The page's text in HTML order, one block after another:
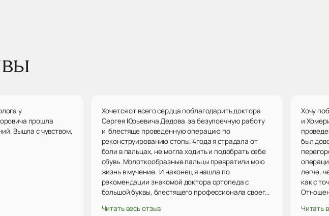
у
прошла
Вышла с чувством,
Хочется от всего сердца поблагодарить доктора
Сергея Юрьевича Дедова за безупоечную работу
и блестяще проведенную операцию по
реконструированию стопы. 4года я страдала от
боли в пальцах, не могла ходить и подобрать себе
обувь. Молоткообразные пальцы превратили мою
жизнь в мучение. И наконец я нашла по
рекомендации знакомой доктора ортопеда с
большой буквы, блестящего профессионала своего
страданий. Не поверить ему невозможно. Я
Читать весь отзыв
Хочу
и
был
легче,
как с
попала
Читать